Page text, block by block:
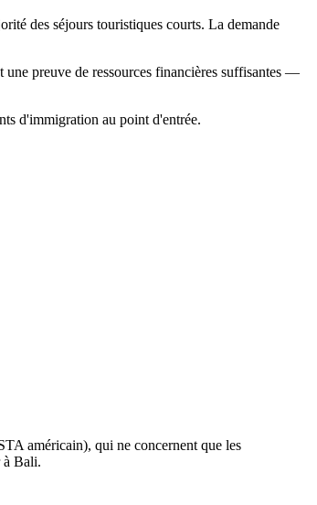
des séjours touristiques courts. La demande
preuve de ressources financières suffisantes —
d'immigration au point d'entrée.
américain), qui ne concernent que les
à Bali.